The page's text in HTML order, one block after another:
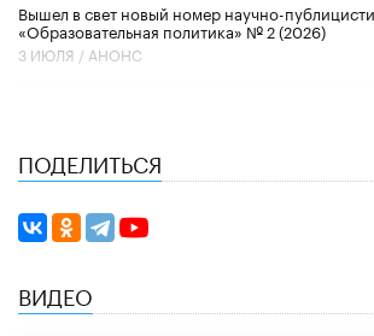
Вышел в свет новый номер научно-
«Образовательная политика» № 2 (2026)
3 ИЮЛЯ / АНОНС
ПОДЕЛИТЬСЯ
ВИДЕО